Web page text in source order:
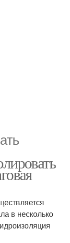
в несколько